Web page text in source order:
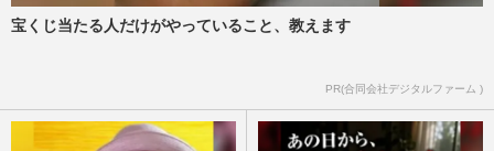
宝くじ当たる人だけがやっていること、教えます
PR(合同会社デジタルファーム )